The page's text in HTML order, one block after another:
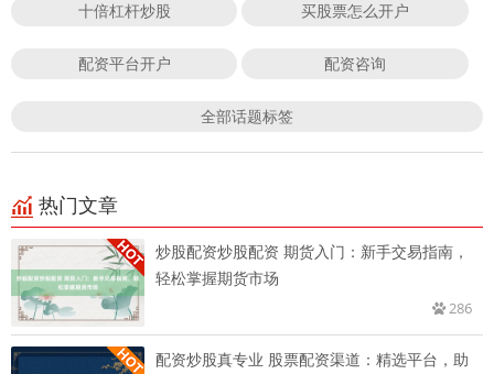
十倍杠杆炒股 买股票怎么开户
配资平台开户 配资咨询
全部话题标签
热门文章
炒股配资炒股配资 期货入门：新手交易指南，
轻松掌握期货市场
286
配资炒股真专业 股票配资渠道：精选平台，助